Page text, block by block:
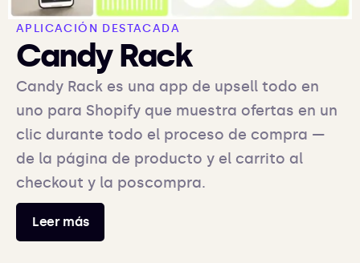
APLICACIÓN DESTACADA
Candy Rack
Candy Rack es una app de upsell todo en
uno para Shopify que muestra ofertas en un
clic durante todo el proceso de compra —
de la página de producto y el carrito al
checkout y la poscompra.
Leer más